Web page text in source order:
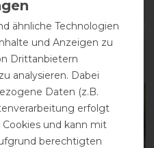
ähnliche Technologien
und Anzeigen zu
Drittanbietern
analysieren. Dabei
Daten (z.B.
erfolgt
und kann mit
berechtigten